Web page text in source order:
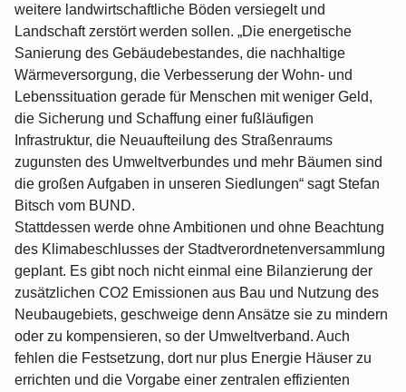
weitere landwirtschaftliche Böden versiegelt und
Landschaft zerstört werden sollen. „Die energetische
Sanierung des Gebäudebestandes, die nachhaltige
Wärmeversorgung, die Verbesserung der Wohn- und
Lebenssituation gerade für Menschen mit weniger Geld,
die Sicherung und Schaffung einer fußläufigen
Infrastruktur, die Neuaufteilung des Straßenraums
zugunsten des Umweltverbundes und mehr Bäumen sind
die großen Aufgaben in unseren Siedlungen“ sagt Stefan
Bitsch vom BUND.
Stattdessen werde ohne Ambitionen und ohne Beachtung
des Klimabeschlusses der Stadtverordnetenversammlung
geplant. Es gibt noch nicht einmal eine Bilanzierung der
zusätzlichen CO2 Emissionen aus Bau und Nutzung des
Neubaugebiets, geschweige denn Ansätze sie zu mindern
oder zu kompensieren, so der Umweltverband. Auch
fehlen die Festsetzung, dort nur plus Energie Häuser zu
errichten und die Vorgabe einer zentralen effizienten